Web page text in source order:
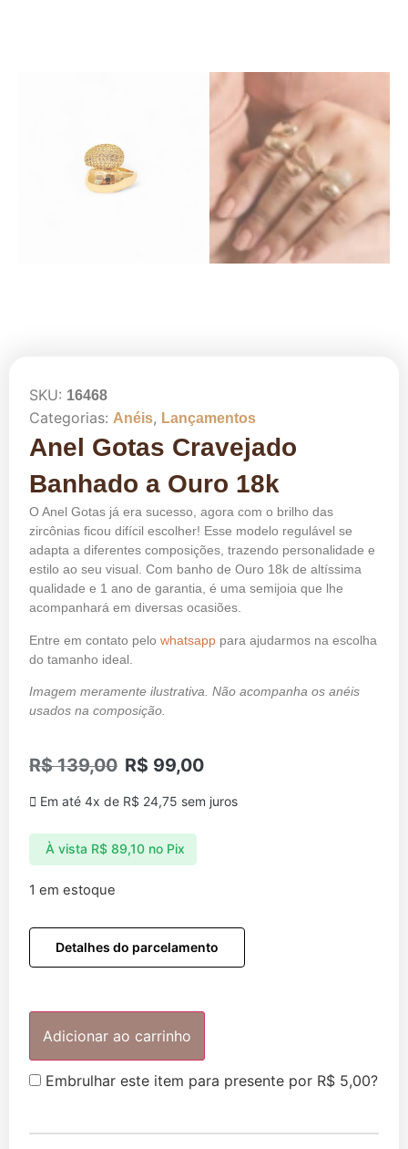
SKU: 16468
Categorias: Anéis, Lançamentos
Anel Gotas Cravejado
Banhado a Ouro 18k
O Anel Gotas já era sucesso, agora com o brilho das
zircônias ficou difícil escolher! Esse modelo regulável se
adapta a diferentes composições, trazendo personalidade e
estilo ao seu visual. Com banho de Ouro 18k de altíssima
qualidade e 1 ano de garantia, é uma semijoia que lhe
acompanhará em diversas ocasiões.
Entre em contato pelo whatsapp para ajudarmos na escolha
do tamanho ideal.
Imagem meramente ilustrativa. Não acompanha os anéis
usados na composição.
R$139,00 R$ 99,00
Em até 4x de R$ 24,75 sem juros
À vista R$89,10 no Pix
1 em estoque
Detalhes do parcelamento
Adicionar ao carrinho
Embrulhar este item para presente por R$ 5,00?